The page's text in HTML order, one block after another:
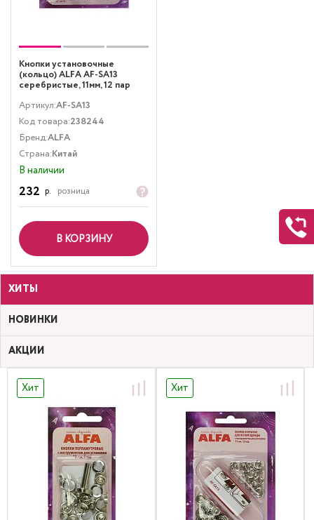
Кнопки установочные
(кольцо) ALFA AF-SA13
серебристые, 11мм, 12 пар
Артикул:AF-SA13
Код товара:238244
Бренд:ALFA
Страна:Китай
В наличии
232 р. розница
В КОРЗИНУ
ХИТЫ
НОВИНКИ
АКЦИИ
Хит Хит